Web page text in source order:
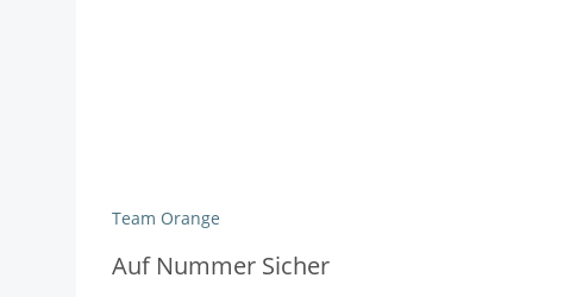
Team Orange
Auf Nummer Sicher